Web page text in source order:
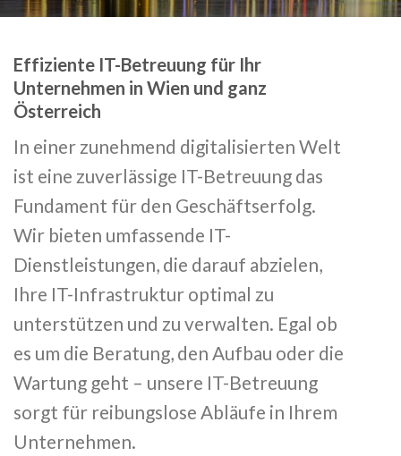
Effiziente IT-Betreuung für Ihr
Unternehmen in Wien und ganz
Österreich
In einer zunehmend digitalisierten Welt
ist eine zuverlässige IT-Betreuung das
Fundament für den Geschäftserfolg.
Wir bieten umfassende IT-
Dienstleistungen, die darauf abzielen,
Ihre IT-Infrastruktur optimal zu
unterstützen und zu verwalten. Egal ob
es um die Beratung, den Aufbau oder die
Wartung geht – unsere IT-Betreuung
sorgt für reibungslose Abläufe in Ihrem
Unternehmen.